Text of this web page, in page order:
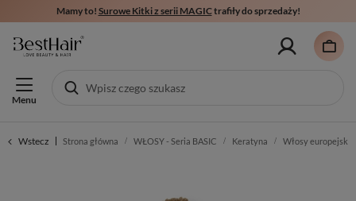
Mamy to! Surowe Kitki z serii MAGICtrafiły do sprzedaży!
Menu
Wstecz Strona główna WŁOSY - Seria BASIC Keratyna Włosy europejskie